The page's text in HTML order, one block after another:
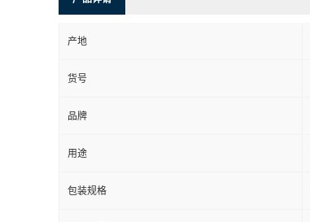
产地
货号
品牌
用途
包装规格